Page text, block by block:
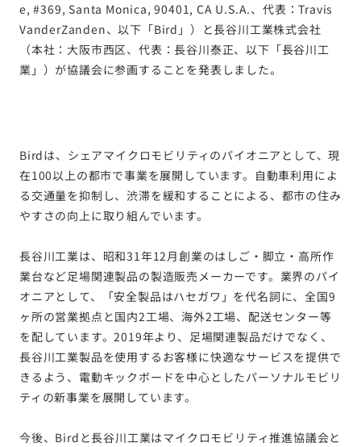
e, #369, Santa Monica, 90401, CA U.S.A.、代表：Travis
VanderZanden、以下「Bird」）と長谷川工業株式会社
（本社：大阪市西区、代表：長谷川泰正、以下「長谷川工
業」）が協議会に参画することを発表しました。
Birdは、シェアマイクロモビリティのパイオニアとして、現
在100以上の都市で事業を展開しています。自動車利用によ
る交通量を抑制し、渋滞を緩和することによる、都市の住み
やすさの向上に取り組んでいます。
長谷川工業は、昭和31年12月創業のはしご・脚立・高所作
業台など足場関連製品の製造販売メーカーです。業界のパイ
オニアとして、「安全製品はハセガワ」を代名詞に、全国9
ヶ所の営業拠点と国内2工場、海外2工場、配送センター等
を配しています。2019年より、足場関連製品だけでなく、
長谷川工業製品を使用するお客様に快適なサービスを提供で
きるよう、電動キックボードを中心としたパーソナルモビリ
ティの新事業を展開しています。
今後、Birdと長谷川工業はマイクロモビリティ推進協議会と